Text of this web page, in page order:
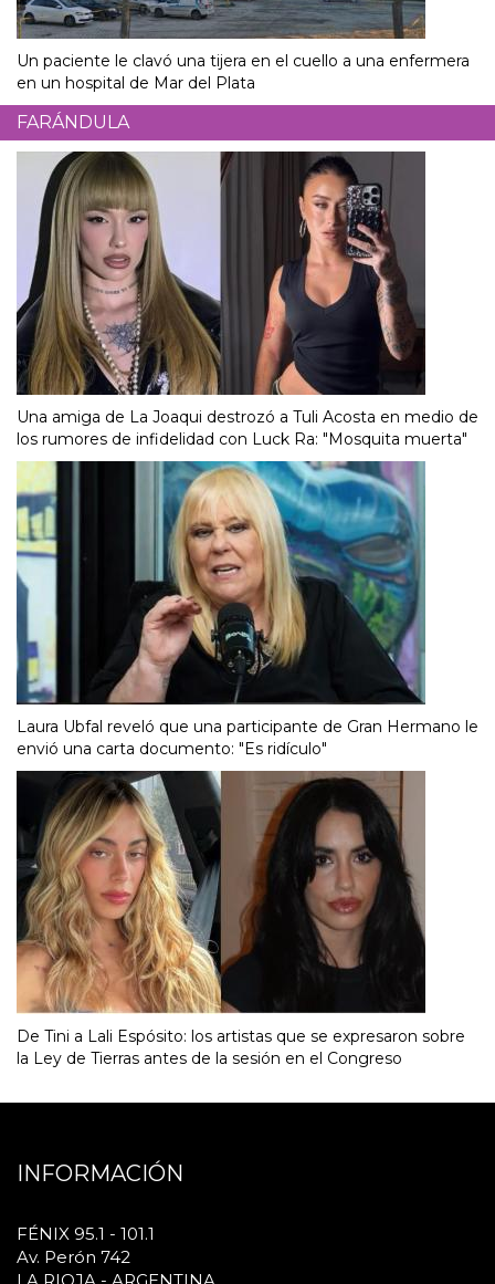
Un paciente le clavó una tijera en el cuello a una enfermera
en un hospital de Mar del Plata
FARÁNDULA
Una amiga de La Joaqui destrozó a Tuli Acosta en medio de
los rumores de infidelidad con Luck Ra: "Mosquita muerta"
Laura Ubfal reveló que una participante de Gran Hermano le
envió una carta documento: "Es ridículo"
De Tini a Lali Espósito: los artistas que se expresaron sobre
la Ley de Tierras antes de la sesión en el Congreso
INFORMACIÓN
FÉNIX 95.1 - 101.1
Av. Perón 742